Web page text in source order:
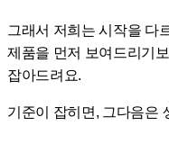
그래서 저희는 시작을 다
제품을 먼저 보여드리기
잡아드려요.
기준이 잡히면, 그다음은